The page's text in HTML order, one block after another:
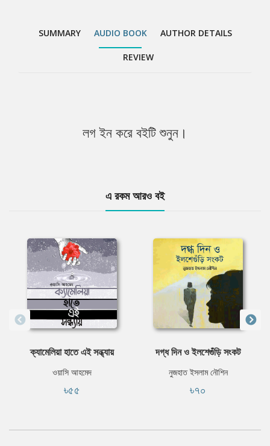
SUMMARY AUDIO BOOK AUTHOR DETAILS
REVIEW
লগ ইন করে বইটি শুনুন।
এ রকম আরও বই
ক্যামেলিয়া হাতে এই সন্ধ্যায়
ওয়াসি আহমেদ
৳৫৫
দগ্ধ দিন ও ইলশেগুঁড়ি সংকট
নুজহাত ইসলাম নৌশিন
৳৭০